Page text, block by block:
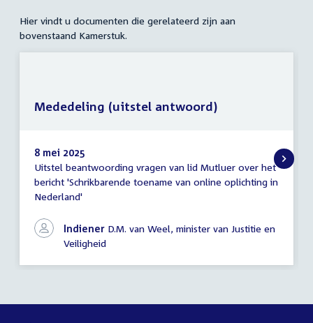
Hier vindt u documenten die gerelateerd zijn aan
bovenstaand Kamerstuk.
Mededeling
(uitstel
antwoord)
8 mei 2025
Uitstel beantwoording vragen van lid Mutluer over het
bericht 'Schrikbarende toename van online oplichting in
Nederland'
Indiener D.M. van Weel, minister van Justitie en
Veiligheid
Mededeling (uitstel antwoord)